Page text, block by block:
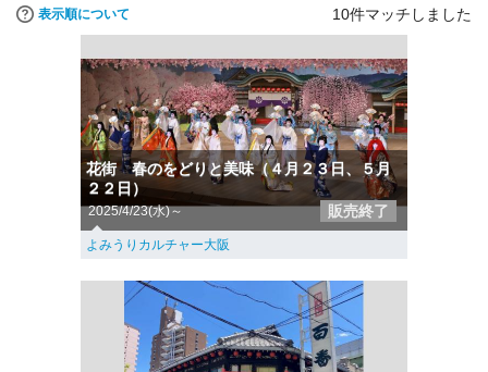
表示順について 10件マッチしました
花街 春のをどりと美味（４月２３日、５月
２２日）
2025/4/23(水)～ 販売終了
よみうりカルチャー大阪